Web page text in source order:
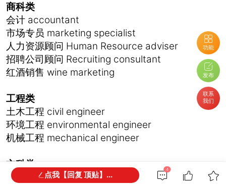
功能
发布
联系
我们
商科类
会计 accountant
市场专员 marketing specialist
人力资源顾问 Human Resource adviser
招聘公司顾问 Recruiting consultant
红酒销售 wine marketing
工程类
土木工程 civil engineer
环境工程 environmental engineer
机械工程 mechanical engineer
文科类
平面设计师 graphic designer
4
点我【回复 顶贴】...